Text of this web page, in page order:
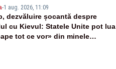
-1 aug. 2026, 11:09
dezvăluire șocantă despre
cu Kievul: Statele Unite pot lua
tot ce vor» din minele